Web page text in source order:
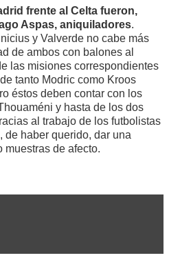
frente al Celta fueron,
Aspas, aniquiladores.
y Valverde no cabe más
de ambos con balones al
las misiones correspondientes
tanto Modric como Kroos
éstos deben contar con los
y hasta de los dos
al trabajo de los futbolistas
de haber querido, dar una
muestras de afecto.